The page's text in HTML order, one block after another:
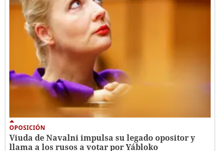
OPOSICIÓN
Viuda de Navalni impulsa su legado opositor y
llama a los rusos a votar por Yábloko